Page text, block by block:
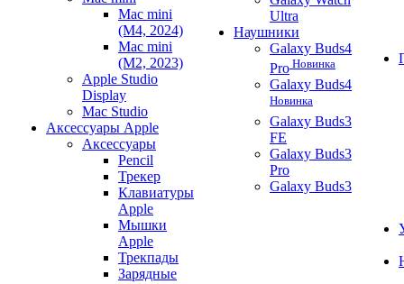
Mac mini
(M4, 2024)
Mac mini
(M2, 2023)
Apple Studio
Display
Mac Studio
Аксессуары Apple
Аксессуары
Pencil
Трекер
Клавиатуры
Apple
Мышки
Apple
Трекпады
Зарядные
Ultra
Наушники
Galaxy Buds4
Pro Новинка
Galaxy Buds4
Новинка
Galaxy Buds3
FE
Galaxy Buds3
Pro
Galaxy Buds3